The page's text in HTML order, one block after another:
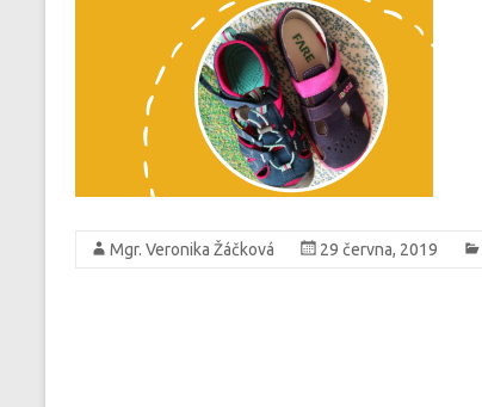
Mgr. Veronika Žáčková 29 června, 2019